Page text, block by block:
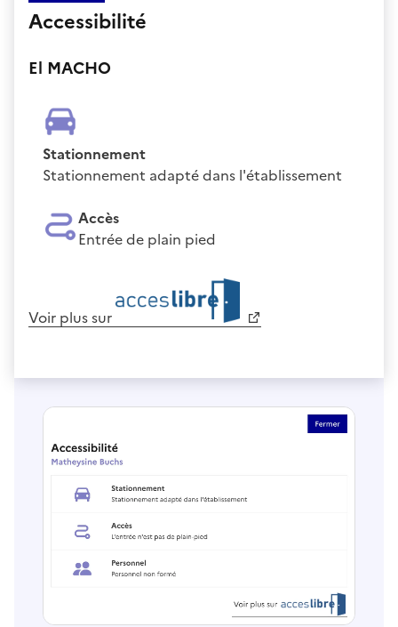
Accessibilité
El MACHO
Stationnement
Stationnement adapté dans l'établissement
Accès
Entrée de plain pied
Voir plus sur